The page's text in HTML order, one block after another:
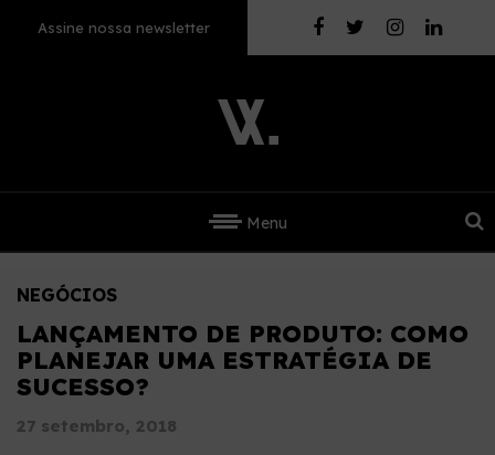
Assine nossa newsletter
Menu
NEGÓCIOS
LANÇAMENTO DE PRODUTO: COMO
PLANEJAR UMA ESTRATÉGIA DE
SUCESSO?
27 setembro, 2018